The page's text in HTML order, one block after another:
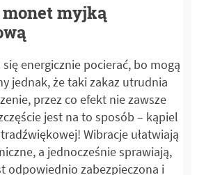
myjką
energicznie pocierać, bo mogą
jednak, że taki zakaz utrudnia
przez co efekt nie zawsze
jest na to sposób – kąpiel
Wibracje ułatwiają
a jednocześnie sprawiają,
odpowiednio zabezpieczona i